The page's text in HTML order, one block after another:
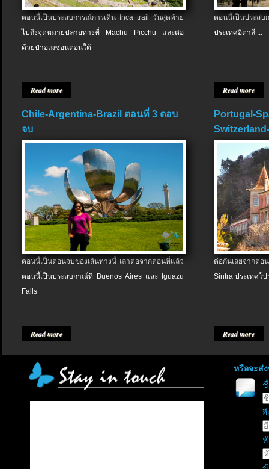
ตอนนี้เป็นประสบการณ์การเดิน Inca trail วันสุดท้าย
ไปถึงจุดหมายปลายทางที่ Machu Picchu และต่อ
ด้วยป่าอเมซอนตอนใต้
Read more
ตอนนี้เป็นประส
ประเทศอิตาลี ...
Read more
Chile-Argentina-Brazil ตอนที่ 3 ตอบ
จบ
ตอนนี้เป็นตอนจบของเส้นทางนี้ เล่าต่อจากตอนที่แล้ว
ตอนนี้เป็นประสบกาณ์ที่ Buenos Aires และ Iguazu
Falls
Read more
Portugal-
ต่อกันเลยจากต
Sintra ประเทศโป
Read more
หรือจะส่
อี
หั